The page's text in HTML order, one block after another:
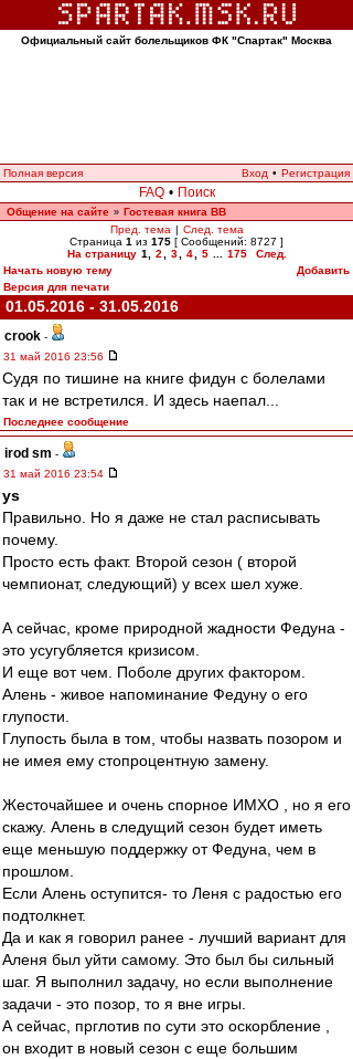
Официальный сайт болельщиков ФК "Спартак" Москва
Полная версия Вход • Регистрация
FAQ • Поиск
Общение на сайте » Гостевая книга ВВ
Пред. тема | След. тема
Страница 1 из 175 [ Сообщений: 8727 ]
На страницу 1 2 3 4 5 175
След.
Начать новую тему
Добавить
Версия для печати
01.05.2016 - 31.05.2016
crook -
31 май 2016 23:56
Судя по тишине на книге фидун с болелами
так и не встретился. И здесь наепал...
Последнее сообщение
irod sm -
31 май 2016 23:54
ys
Правильно. Но я даже не стал расписывать
почему.
Просто есть факт. Второй сезон ( второй
чемпионат, следующий) у всех шел хуже.
А сейчас, кроме природной жадности Федуна -
это усугубляется кризисом.
И еще вот чем. Поболе других фактором.
Алень - живое напоминание Федуну о его
глупости.
Глупость была в том, чтобы назвать позором и
не имея ему стопроцентную замену.
Жесточайшее и очень спорное ИМХО , но я его
скажу. Алень в следущий сезон будет иметь
еще меньшую поддержку от Федуна, чем в
прошлом.
Если Алень оступится- то Леня с радостью его
подтолкнет.
Да и как я говорил ранее - лучший вариант для
Аленя был уйти самому. Это был бы сильный
шаг. Я выполнил задачу, но если выполнение
задачи - это позор, то я вне игры.
А сейчас, прглотив по сути это оскорбление ,
он входит в новый сезон с еще большим